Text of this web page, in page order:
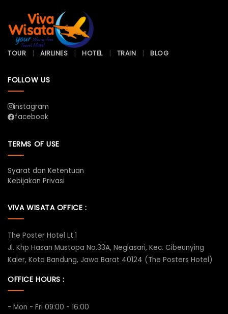
TOUR AIRLINES HOTEL TRAIN BLOG
FOLLOW US
instagram
facebook
TERMS OF USE
Syarat dan Ketentuan
Kebijakan Privasi
VIVA WISATA OFFICE :
The Poster Hotel Lt.1
Jl. Khp Hasan Mustopa No.33A, Neglasari, Kec. Cibeunying
Kaler, Kota Bandung, Jawa Barat 40124 (The Posters Hotel)
OFFICE HOURS :
- Mon - Fri 09:00 - 16:00